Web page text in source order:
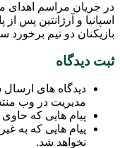
در جریان مراسم اهدای
بازیکنان دو تیم برخورد
ثبت دیدگاه
دیدگاه های
مدیریت در وب
پیام هایی که
پیام هایی که به
نخواهد شد.